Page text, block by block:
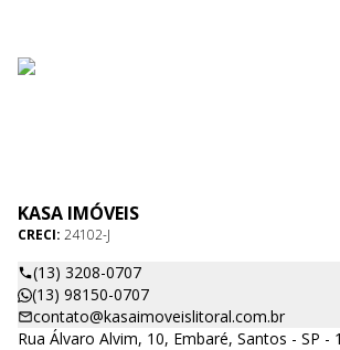
KASA IMÓVEIS
CRECI: 24102-J
(13) 3208-0707
(13) 98150-0707
contato@kasaimoveislitoral.com.br
Rua Álvaro Alvim, 10, Embaré, Santos - SP -